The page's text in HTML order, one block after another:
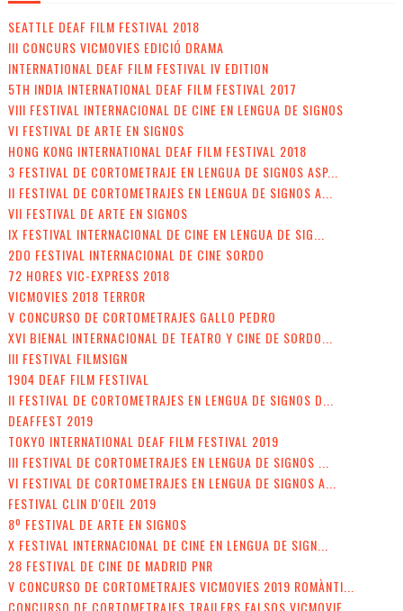
SEATTLE DEAF FILM FESTIVAL 2018
III CONCURS VICMOVIES EDICIÓ DRAMA
INTERNATIONAL DEAF FILM FESTIVAL IV EDITION
5TH INDIA INTERNATIONAL DEAF FILM FESTIVAL 2017
VIII FESTIVAL INTERNACIONAL DE CINE EN LENGUA DE SIGNOS
VI FESTIVAL DE ARTE EN SIGNOS
HONG KONG INTERNATIONAL DEAF FILM FESTIVAL 2018
3 FESTIVAL DE CORTOMETRAJE EN LENGUA DE SIGNOS ASP...
II FESTIVAL DE CORTOMETRAJES EN LENGUA DE SIGNOS A...
VII FESTIVAL DE ARTE EN SIGNOS
IX FESTIVAL INTERNACIONAL DE CINE EN LENGUA DE SIG...
2DO FESTIVAL INTERNACIONAL DE CINE SORDO
72 HORES VIC-EXPRESS 2018
VICMOVIES 2018 TERROR
V CONCURSO DE CORTOMETRAJES GALLO PEDRO
XVI BIENAL INTERNACIONAL DE TEATRO Y CINE DE SORDO...
III FESTIVAL FILMSIGN
1904 DEAF FILM FESTIVAL
II FESTIVAL DE CORTOMETRAJES EN LENGUA DE SIGNOS D...
DEAFFEST 2019
TOKYO INTERNATIONAL DEAF FILM FESTIVAL 2019
III FESTIVAL DE CORTOMETRAJES EN LENGUA DE SIGNOS ...
VI FESTIVAL DE CORTOMETRAJES EN LENGUA DE SIGNOS A...
FESTIVAL CLIN D'OEIL 2019
8º FESTIVAL DE ARTE EN SIGNOS
X FESTIVAL INTERNACIONAL DE CINE EN LENGUA DE SIGN...
28 FESTIVAL DE CINE DE MADRID PNR
V CONCURSO DE CORTOMETRAJES VICMOVIES 2019 ROMÀNTI...
CONCURSO DE CORTOMETRAJES TRAILERS FALSOS VICMOVIE...